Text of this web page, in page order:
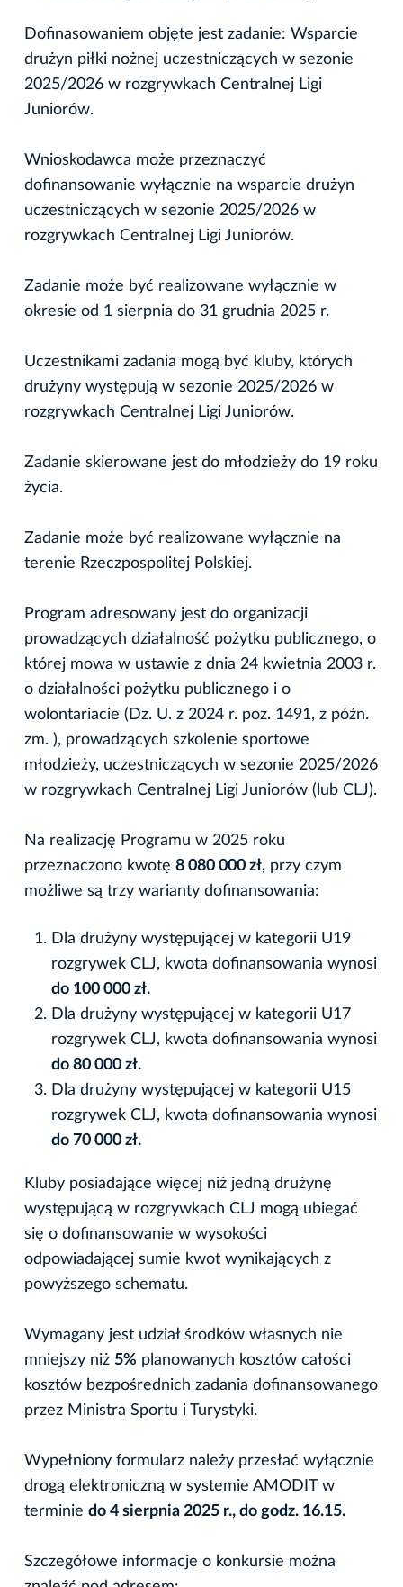
Dofinasowaniem objęte jest zadanie: Wsparcie
drużyn piłki nożnej uczestniczących w sezonie
2025/2026 w rozgrywkach Centralnej Ligi
Juniorów.
Wnioskodawca może przeznaczyć
dofinansowanie wyłącznie na wsparcie drużyn
uczestniczących w sezonie 2025/2026 w
rozgrywkach Centralnej Ligi Juniorów.
Zadanie może być realizowane wyłącznie w
okresie od 1 sierpnia do 31 grudnia 2025 r.
Uczestnikami zadania mogą być kluby, których
drużyny występują w sezonie 2025/2026 w
rozgrywkach Centralnej Ligi Juniorów.
Zadanie skierowane jest do młodzieży do 19 roku
życia.
Zadanie może być realizowane wyłącznie na
terenie Rzeczpospolitej Polskiej.
Program adresowany jest do organizacji
prowadzących działalność pożytku publicznego, o
której mowa w ustawie z dnia 24 kwietnia 2003 r.
o działalności pożytku publicznego i o
wolontariacie (Dz. U. z 2024 r. poz. 1491, z późn.
zm. ), prowadzących szkolenie sportowe
młodzieży, uczestniczących w sezonie 2025/2026
w rozgrywkach Centralnej Ligi Juniorów (lub CLJ).
Na realizację Programu w 2025 roku
przeznaczono kwotę 8 080 000 zł, przy czym
możliwe są trzy warianty dofinansowania:
Dla drużyny występującej w kategorii U19
rozgrywek CLJ, kwota dofinansowania wynosi
do 100 000 zł.
Dla drużyny występującej w kategorii U17
rozgrywek CLJ, kwota dofinansowania wynosi
do 80 000 zł.
Dla drużyny występującej w kategorii U15
rozgrywek CLJ, kwota dofinansowania wynosi
do 70 000 zł.
Kluby posiadające więcej niż jedną drużynę
występującą w rozgrywkach CLJ mogą ubiegać
się o dofinansowanie w wysokości
odpowiadającej sumie kwot wynikających z
powyższego schematu.
Wymagany jest udział środków własnych nie
mniejszy niż 5% planowanych kosztów całości
kosztów bezpośrednich zadania dofinansowanego
przez Ministra Sportu i Turystyki.
Wypełniony formularz należy przesłać wyłącznie
drogą elektroniczną w systemie AMODIT w
terminie do 4 sierpnia 2025 r., do godz. 16.15.
Szczegółowe informacje o konkursie można